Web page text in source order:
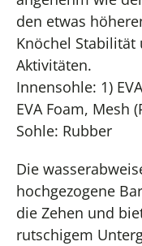
den etwas
Knöchel
Aktivitäten.
Innensohle: 1)
EVA Foam, Mesh
Sohle: Rubber
Die
hochgezogene
die Zehen und
rutschigem